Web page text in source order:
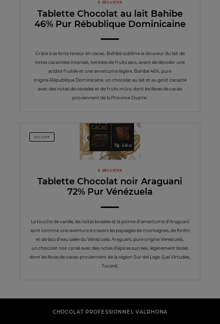
À DÉGUSTER
Tablette Chocolat au lait Bahibe
46% Pur Rébublique Dominicaine
Grâce à sa forte teneur en cacao, Bahibé sublime la douceur du lait de
notes cacaotées intenses, teintées de fruits secs, avant de dévoiler une
acidité fruitée et une amertume légère. Bahibé 46%, pure
origine République Dominicaine, un chocolat au lait et au goût cacaoté
avec des notes de céréales et de fruits mûrs, dont les fèves de cacao
proviennent de la Province Duarte.
CACAOTÉ
À DÉGUSTER
Tablette Chocolat noir Araguani
72% Pur Vénézuela
La touche de vanille, les notes boisées et la pointe d'amertume d'Araguani
sont comme une aventure à travers les paysages de montagnes, de forêts
et de lacs d'eau salée du Venezuela. Araguani, pure origine Venezuela,
un chocolat noir corsé avec des notes d’épices sucrées, légèrement boisé,
dont les fèves de cacao proviennent de la région Sur del Lago (Las Virtudes,
Tucani).
CHOCOLAT PROFESSIONNEL VALRHONA